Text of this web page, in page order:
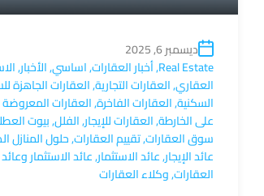
ديسمبر 6, 2025
Real Estate
,أخبار العقارات,اساسي,الأخبار,
العقاري,العقارات التجارية,العقارات الجاهزة
السكنية,العقارات الفاخرة,العقارات المعروضة
على الخارطة,العقارات للإيجار,الفلل,بيوت
سوق العقارات,تقييم العقارات,حلول المنازل
عائد الإيجار,عائد الاستثمار,عائد الاستثمار وعائد
العقارات,وكلاء العقارات